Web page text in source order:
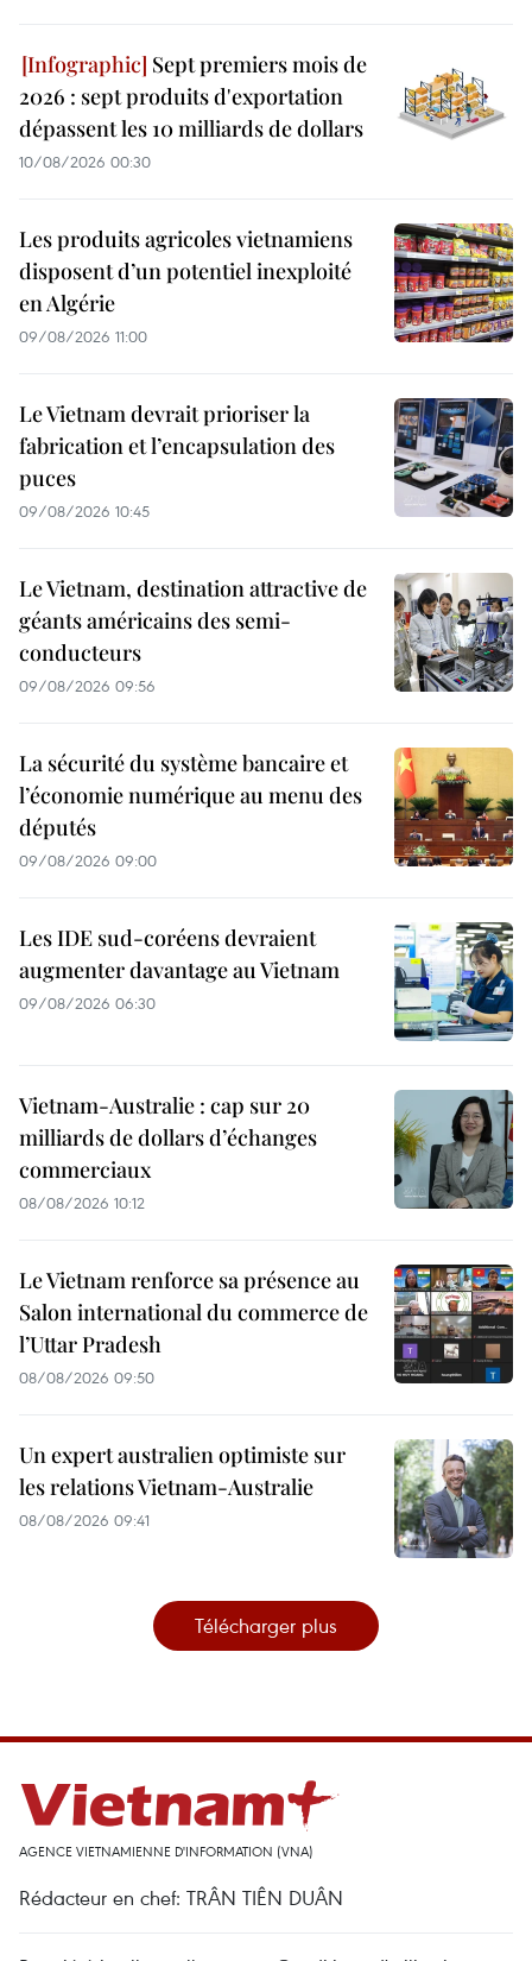
Sept premiers mois de
2026 : sept produits d'exportation
dépassent les 10 milliards de dollars
10/08/2026 00:30
Les produits agricoles vietnamiens
disposent d’un potentiel inexploité
en Algérie
09/08/2026 11:00
Le Vietnam devrait prioriser la
fabrication et l’encapsulation des
puces
09/08/2026 10:45
Le Vietnam, destination attractive de
géants américains des semi-
conducteurs
09/08/2026 09:56
La sécurité du système bancaire et
l’économie numérique au menu des
députés
09/08/2026 09:00
Les IDE sud-coréens devraient
augmenter davantage au Vietnam
09/08/2026 06:30
Vietnam-Australie : cap sur 20
milliards de dollars d’échanges
commerciaux
08/08/2026 10:12
Le Vietnam renforce sa présence au
Salon international du commerce de
l’Uttar Pradesh
08/08/2026 09:50
Un expert australien optimiste sur
les relations Vietnam-Australie
08/08/2026 09:41
Télécharger plus
AGENCE VIETNAMIENNE D'INFORMATION (VNA)
Rédacteur en chef: TRÂN TIÊN DUÂN